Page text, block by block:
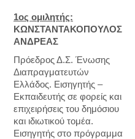
1oς ομιλητής:
ΚΩΝΣΤΑΝΤΑΚΟΠΟΥΛΟΣ
ΑΝΔΡΕΑΣ
Πρόεδρος Δ.Σ. Ένωσης
Διαπραγματευτών
Ελλάδος. Eισηγητής –
Εκπαιδευτής σε φορείς και
επιχειρήσεις του δημόσιου
και ιδιωτικού τομέα.
Εισηγητής στο πρόγραμμα